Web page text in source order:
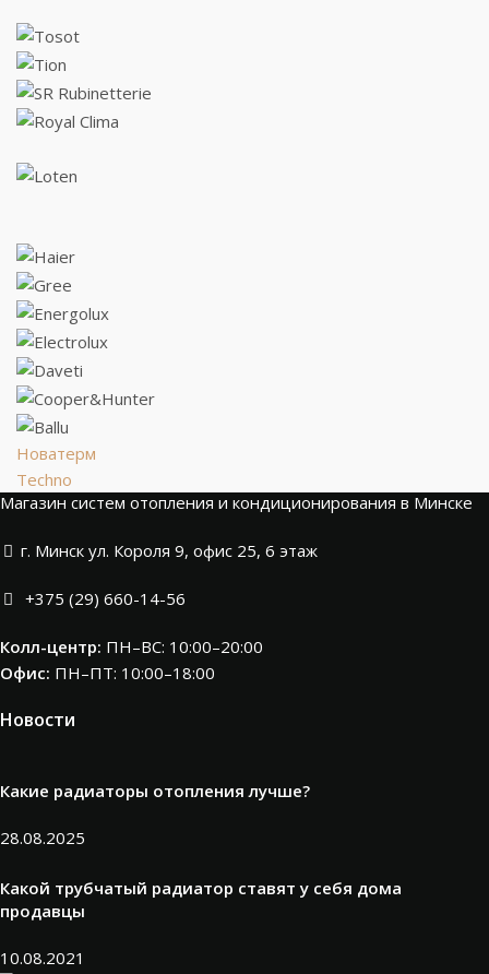
Новатерм
Techno
Магазин систем отопления и кондиционирования в Минске
г. Минск ул. Короля 9, офис 25, 6 этаж
+375 (29) 660-14-56
Колл-центр: ПН–ВС: 10:00–20:00​
Офис: ПН–ПТ: 10:00–18:00
Новости
Какие радиаторы отопления лучше?
28.08.2025
Какой трубчатый радиатор ставят у себя дома
продавцы
10.08.2021